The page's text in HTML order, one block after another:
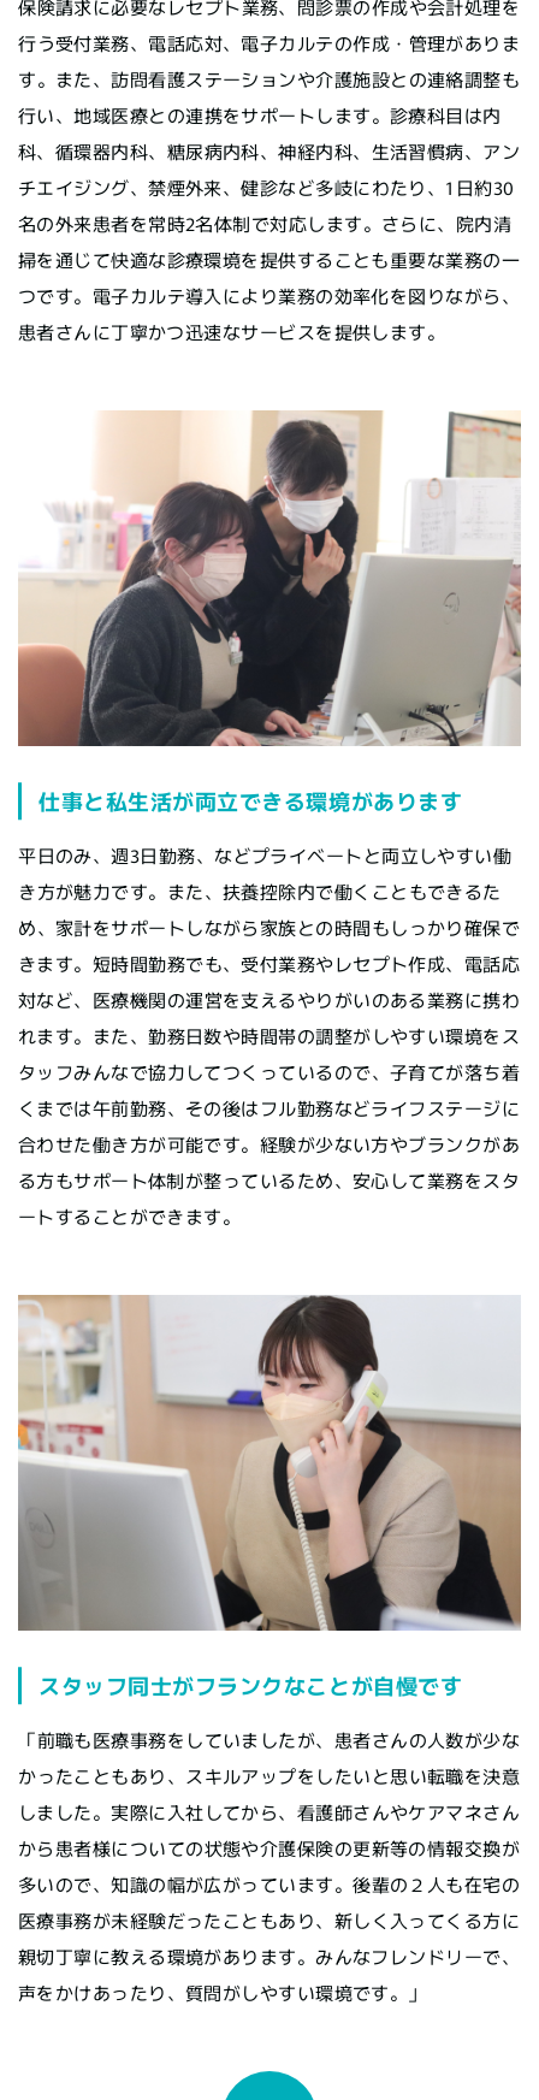
保険請求に必要なレセプト業務、問診票の作成や会計処理を
行う受付業務、電話応対、電子カルテの作成・管理がありま
す。また、訪問看護ステーションや介護施設との連絡調整も
行い、地域医療との連携をサポートします。診療科目は内
科、循環器内科、糖尿病内科、神経内科、生活習慣病、アン
チエイジング、禁煙外来、健診など多岐にわたり、1日約30
名の外来患者を常時2名体制で対応します。さらに、院内清
掃を通じて快適な診療環境を提供することも重要な業務の一
つです。電子カルテ導入により業務の効率化を図りながら、
患者さんに丁寧かつ迅速なサービスを提供します。
仕事と私生活が両立できる環境があります
平日のみ、週3日勤務、などプライベートと両立しやすい働
き方が魅力です。また、扶養控除内で働くこともできるた
め、家計をサポートしながら家族との時間もしっかり確保で
きます。短時間勤務でも、受付業務やレセプト作成、電話応
対など、医療機関の運営を支えるやりがいのある業務に携わ
れます。また、勤務日数や時間帯の調整がしやすい環境をス
タッフみんなで協力してつくっているので、子育てが落ち着
くまでは午前勤務、その後はフル勤務などライフステージに
合わせた働き方が可能です。経験が少ない方やブランクがあ
る方もサポート体制が整っているため、安心して業務をスタ
ートすることができます。
スタッフ同士がフランクなことが自慢です
「前職も医療事務をしていましたが、患者さんの人数が少な
かったこともあり、スキルアップをしたいと思い転職を決意
しました。実際に入社してから、看護師さんやケアマネさん
から患者様についての状態や介護保険の更新等の情報交換が
多いので、知識の幅が広がっています。後輩の２人も在宅の
医療事務が未経験だったこともあり、新しく入ってくる方に
親切丁寧に教える環境があります。みんなフレンドリーで、
声をかけあったり、質問がしやすい環境です。」